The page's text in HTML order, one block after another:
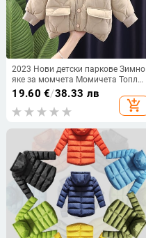
2023 Нови детски паркове Зимно
яке за момчета Момичета Топло
горно палто Детски удебелени
кадифени якета Бебешки палта
Меки ежедневни горни дрехи
19.60 €/38.33 лв
add_shopping_cart